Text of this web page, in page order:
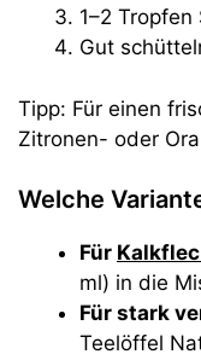
1–2
Gut
Tipp: Für einen
Zitronen- oder
Welche
Für
ml) in die
Für stark
Teelöffel